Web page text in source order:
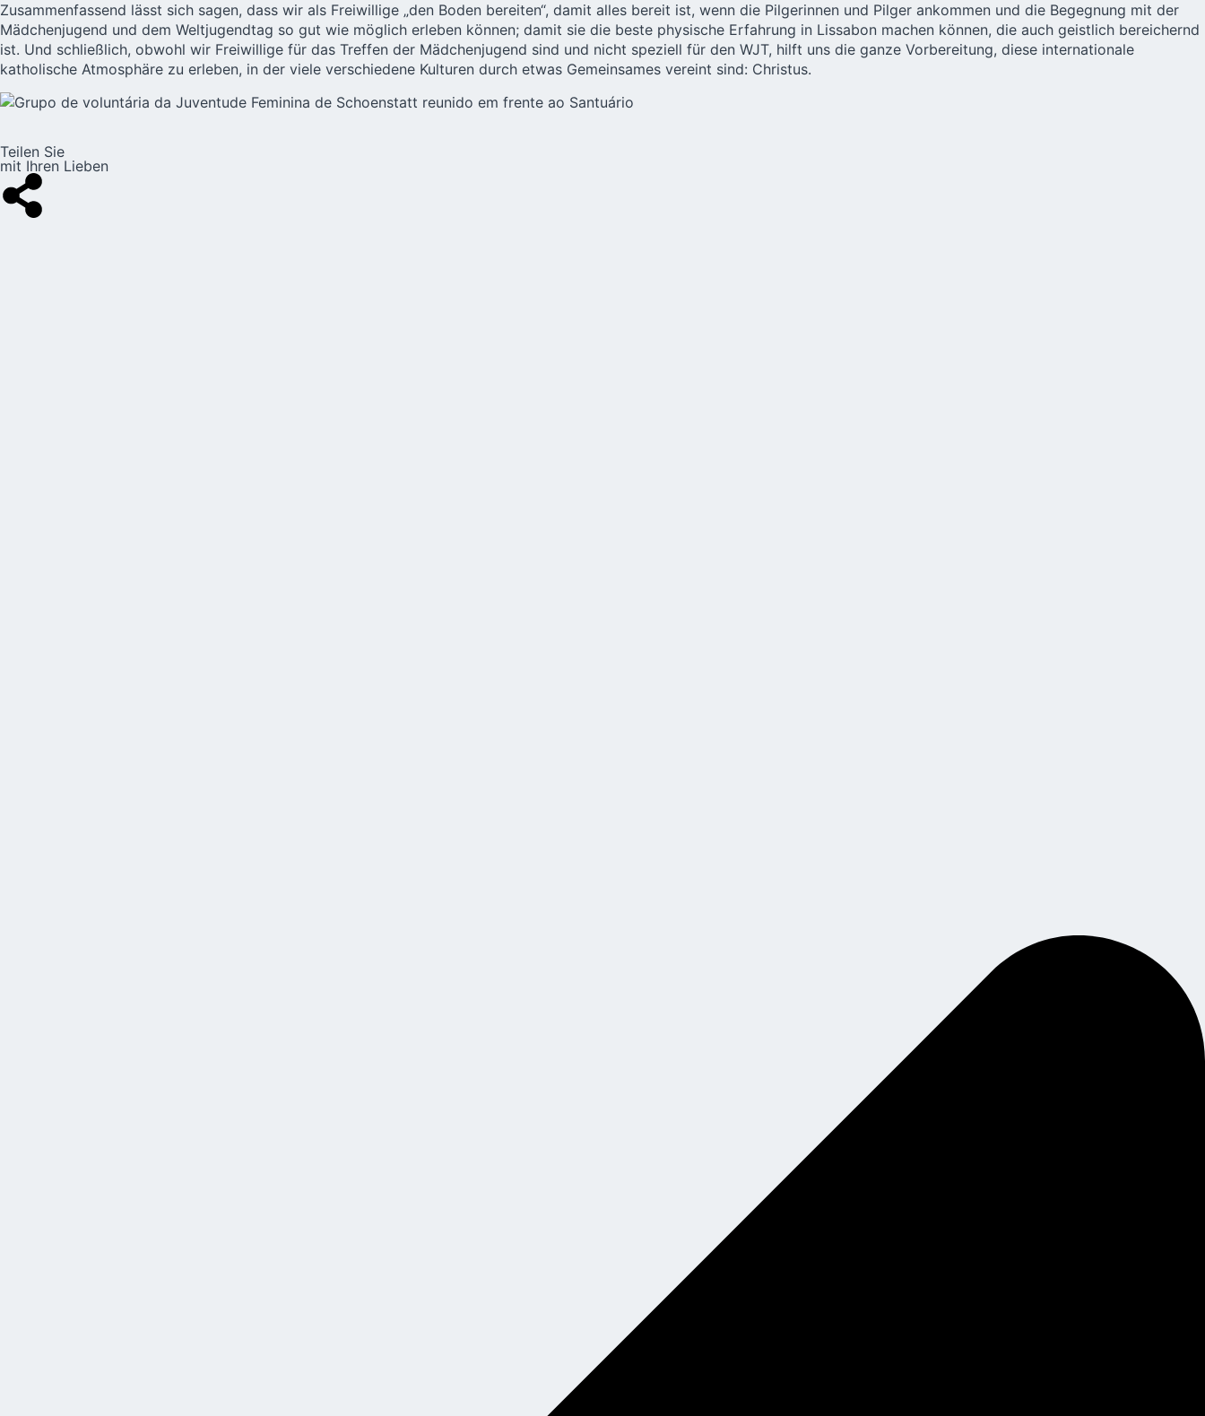
Zusammenfassend lässt sich sagen, dass wir als Freiwillige „den Boden bereiten“, damit alles bereit ist, wenn die Pilgerinnen und Pilger ankommen und die Begegnung mit der
Mädchenjugend und dem Weltjugendtag so gut wie möglich erleben können; damit sie die beste physische Erfahrung in Lissabon machen können, die auch geistlich bereichernd
ist. Und schließlich, obwohl wir Freiwillige für das Treffen der Mädchenjugend sind und nicht speziell für den WJT, hilft uns die ganze Vorbereitung, diese internationale
katholische Atmosphäre zu erleben, in der viele verschiedene Kulturen durch etwas Gemeinsames vereint sind: Christus.
Teilen Sie
mit Ihren Lieben